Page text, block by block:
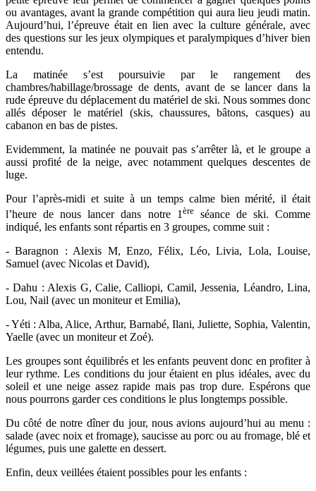
ou avantages, avant la grande compétition qui aura lieu jeudi matin.
Aujourd’hui, l’épreuve était en lien avec la culture générale, avec
des questions sur les jeux olympiques et paralympiques d’hiver bien
entendu.
La matinée s’est poursuivie par le rangement des
chambres/habillage/brossage de dents, avant de se lancer dans la
rude épreuve du déplacement du matériel de ski. Nous sommes donc
allés déposer le matériel (skis, chaussures, bâtons, casques) au
cabanon en bas de pistes.
Evidemment, la matinée ne pouvait pas s’arrêter là, et le groupe a
aussi profité de la neige, avec notamment quelques descentes de
luge.
Pour l’après-midi et suite à un temps calme bien mérité, il était
l’heure de nous lancer dans notre 1 èreséance de ski. Comme
indiqué, les enfants sont répartis en 3 groupes, comme suit :
- Baragnon : Alexis M, Enzo, Félix, Léo, Livia, Lola, Louise,
Samuel (avec Nicolas et David),
- Dahu : Alexis G, Calie, Calliopi, Camil, Jessenia, Léandro, Lina,
Lou, Nail (avec un moniteur et Emilia),
- Yéti : Alba, Alice, Arthur, Barnabé, Ilani, Juliette, Sophia, Valentin,
Yaelle (avec un moniteur et Zoé).
Les groupes sont équilibrés et les enfants peuvent donc en profiter à
leur rythme. Les conditions du jour étaient en plus idéales, avec du
soleil et une neige assez rapide mais pas trop dure. Espérons que
nous pourrons garder ces conditions le plus longtemps possible.
Du côté de notre dîner du jour, nous avions aujourd’hui au menu :
salade (avec noix et fromage), saucisse au porc ou au fromage, blé et
légumes, puis une galette en dessert.
Enfin, deux veillées étaient possibles pour les enfants :